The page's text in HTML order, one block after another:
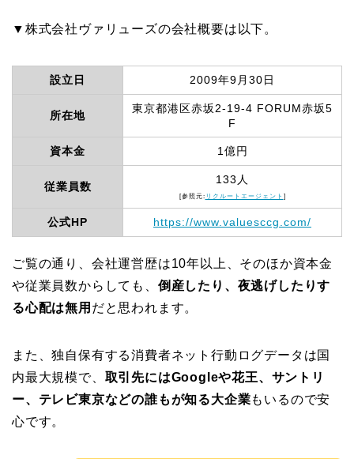
▼株式会社ヴァリューズの会社概要は以下。
設立日 2009年9月30日
所在地
東京都港区赤坂2-19-4 FORUM赤坂5
F
資本金 1億円
従業員数
133人
[参照元: リクルートエージェント ]
公式HP https://www.valuesccg.com/
ご覧の通り、会社運営歴は10年以上、そのほか資本金
や従業員数からしても、 倒産したり、夜逃げしたりす
る心配は無用 だと思われます。
また、独自保有する消費者ネット行動ログデータは国
内最大規模で、 取引先にはGoogleや花王、サントリ
ー、テレビ東京などの誰もが知る大企業もいるので安
心です。